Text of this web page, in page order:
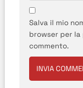
Salva il mio
browser per
commento.